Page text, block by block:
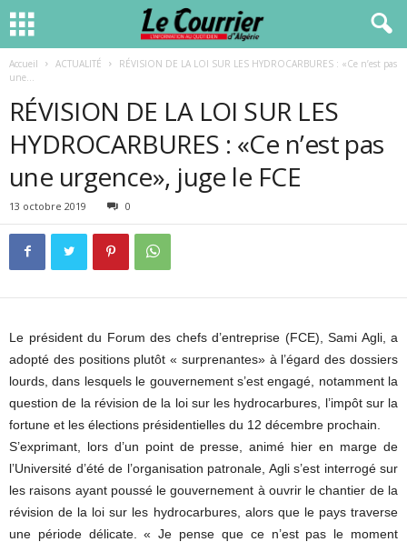
Accueil ACTUALITÉ
RÉVISION DE LA LOI SUR LES HYDROCARBURES : «Ce n’est pas
une...
RÉVISION DE LA LOI SUR LES
HYDROCARBURES : «Ce n’est pas
une urgence», juge le FCE
13 octobre 2019 0
Le président du Forum des chefs d’entreprise (FCE), Sami Agli, a
adopté des positions plutôt « surprenantes» à l’égard des dossiers
lourds, dans lesquels le gouvernement s’est engagé, notamment la
question de la révision de la loi sur les hydrocarbures, l’impôt sur la
fortune et les élections présidentielles du 12 décembre prochain.
S’exprimant, lors d’un point de presse, animé hier en marge de
l’Université d’été de l’organisation patronale, Agli s’est interrogé sur
les raisons ayant poussé le gouvernement à ouvrir le chantier de la
révision de la loi sur les hydrocarbures, alors que le pays traverse
une période délicate. « Je pense que ce n’est pas le moment